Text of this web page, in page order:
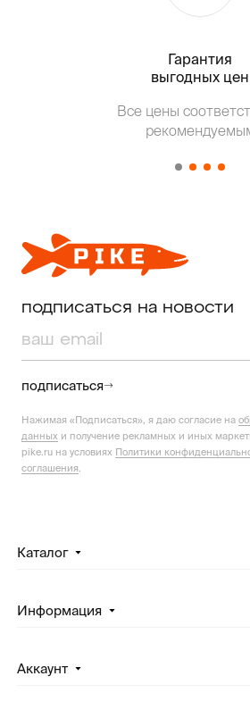
Гарантия
выгодных цен
Все цены
подписаться на новости
подписаться
Нажимая «Подписаться», я даю согласие на
данных и получение рекламных и иных
pike.ru на условиях Политики
соглашения
Каталог
Информация
Аккаунт